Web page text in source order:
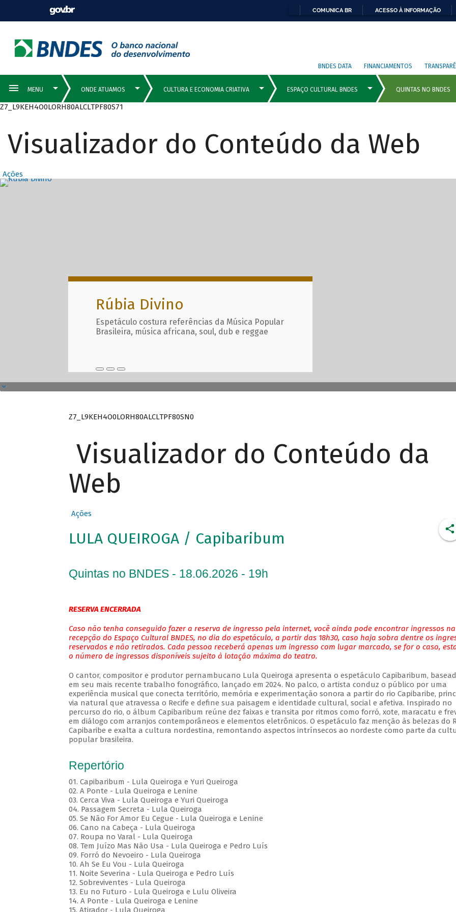
COMUNICA BR ACESSO À INFORMAÇÃO
BNDES DATA FINANCIAMENTOS
Z7_L9KEH4O0LORH80ALCLTPF80S71
Visualizador do Conteúdo da Web
Ações
Destaques Principais com
Rúbia Divino
Espetáculo costura referências da Música Popular
Brasileira, música africana, soul, dub e reggae
Z7_L9KEH4O0LORH80ALCLTPF80SN0
Visualizador do Conteúdo da
Web
Ações
LULA QUEIROGA / Capibaribum
Quintas no BNDES - 18.06.2026 - 19h
RESERVA ENCERRADA
Caso não tenha conseguido fazer a reserva de ingresso pela internet, você ainda pode encontrar ingressos na
recepção do Espaço Cultural BNDES, no dia do espetáculo, a partir das 18h30, caso haja sobra dentre os
reservados e não retirados. Cada pessoa receberá apenas um ingresso com lugar marcado, se for o caso,
o número de ingressos disponíveis sujeito à lotação máxima do teatro.
O cantor, compositor e produtor pernambucano Lula Queiroga apresenta o espetáculo Capibaribum,
em seu mais recente trabalho fonográfico, lançado em 2024. No palco, o artista conduz o público por uma
experiência musical que conecta território, memória e experimentação sonora a partir do rio Capibaribe,
via natural que atravessa o Recife e define sua paisagem e identidade cultural, social e afetiva. Inspirado no
percurso do rio, o álbum Capibaribum reúne dez faixas e transita por ritmos como forró, xote, maracatu e
em diálogo com arranjos contemporâneos e elementos eletrônicos. O espetáculo faz menção às belezas do
Capibaribe e exalta a cultura nordestina, remontando aspectos intrínsecos ao nordeste como parte da
popular brasileira.
Repertório
01. Capibaribum - Lula Queiroga e Yuri Queiroga
02. A Ponte - Lula Queiroga e Lenine
03. Cerca Viva - Lula Queiroga e Yuri Queiroga
04. Passagem Secreta - Lula Queiroga
05. Se Não For Amor Eu Cegue - Lula Queiroga e Lenine
06. Cano na Cabeça - Lula Queiroga
07. Roupa no Varal - Lula Queiroga
08. Tem Juízo Mas Não Usa - Lula Queiroga e Pedro Luís
09. Forró do Nevoeiro - Lula Queiroga
10. Ah Se Eu Vou - Lula Queiroga
11. Noite Severina - Lula Queiroga e Pedro Luís
12. Sobreviventes - Lula Queiroga
13. Eu no Futuro - Lula Queiroga e Lulu Oliveira
14. A Ponte - Lula Queiroga e Lenine